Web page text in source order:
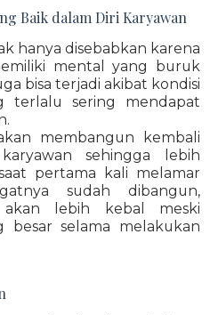
Baik dalam Diri Karyawan
hanya disebabkan karena
mental yang buruk
bisa terjadi akibat kondisi
terlalu sering mendapat
membangun kembali
sehingga lebih
pertama kali melamar
sudah dibangun,
akan lebih kebal meski
besar selama melakukan